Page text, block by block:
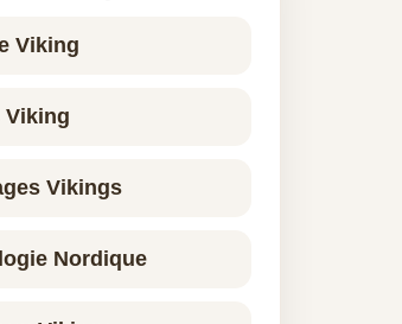
Viking
Viking
Vikings
Nordique